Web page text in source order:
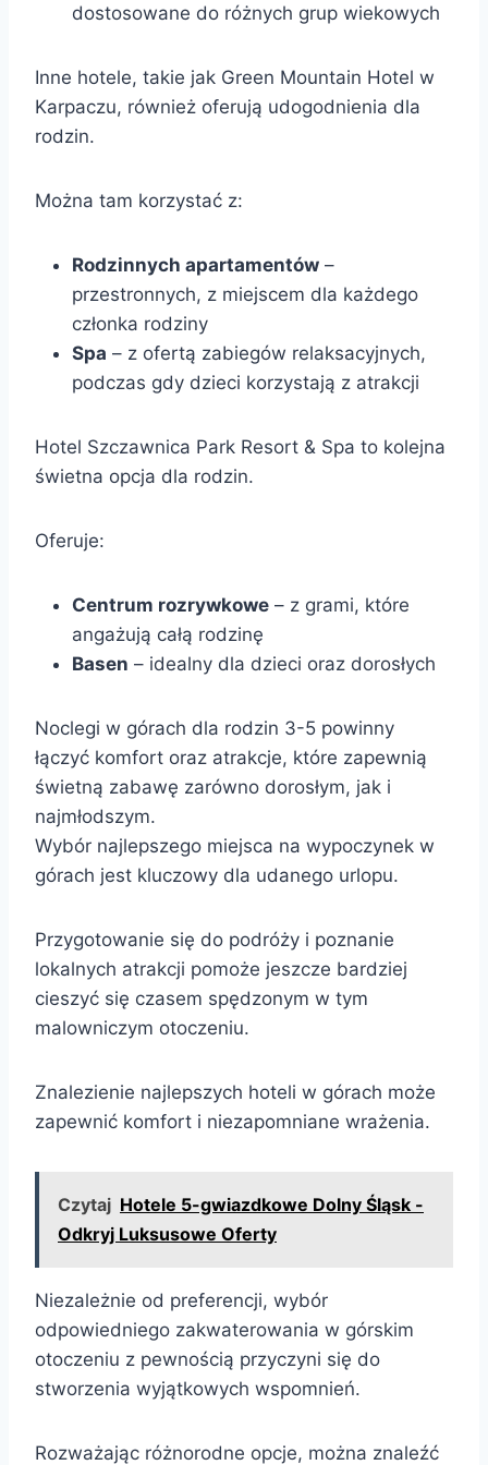
dostosowane do różnych grup wiekowych
Inne hotele, takie jak Green Mountain Hotel w
Karpaczu, również oferują udogodnienia dla
rodzin.
Można tam korzystać z:
Rodzinnych apartamentów –
przestronnych, z miejscem dla każdego
członka rodziny
Spa – z ofertą zabiegów relaksacyjnych,
podczas gdy dzieci korzystają z atrakcji
Hotel Szczawnica Park Resort & Spa to kolejna
świetna opcja dla rodzin.
Oferuje:
Centrum rozrywkowe – z grami, które
angażują całą rodzinę
Basen – idealny dla dzieci oraz dorosłych
Noclegi w górach dla rodzin 3-5 powinny
łączyć komfort oraz atrakcje, które zapewnią
świetną zabawę zarówno dorosłym, jak i
najmłodszym.
Wybór najlepszego miejsca na wypoczynek w
górach jest kluczowy dla udanego urlopu.
Przygotowanie się do podróży i poznanie
lokalnych atrakcji pomoże jeszcze bardziej
cieszyć się czasem spędzonym w tym
malowniczym otoczeniu.
Znalezienie najlepszych hoteli w górach może
zapewnić komfort i niezapomniane wrażenia.
Czytaj Hotele 5-gwiazdkowe Dolny Śląsk -
Odkryj Luksusowe Oferty
Niezależnie od preferencji, wybór
odpowiedniego zakwaterowania w górskim
otoczeniu z pewnością przyczyni się do
stworzenia wyjątkowych wspomnień.
Rozważając różnorodne opcje, można znaleźć